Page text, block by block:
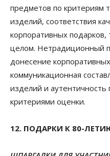
предметов по критериям
изделий, соответствия
корпоративных подарков,
целом. Нетрадиционный
донесение
коммуникационная
изделий и
критериями оценки.
12. ПОДАРКИ К 80-